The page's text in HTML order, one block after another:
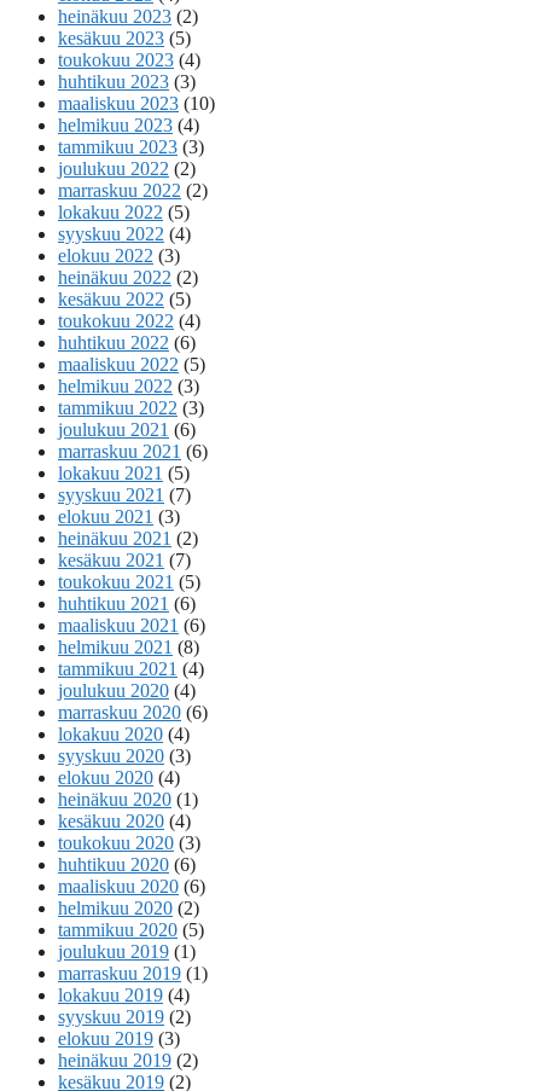
heinäkuu 2023 (2)
kesäkuu 2023 (5)
toukokuu 2023 (4)
huhtikuu 2023 (3)
maaliskuu 2023 (10)
helmikuu 2023 (4)
tammikuu 2023 (3)
joulukuu 2022 (2)
marraskuu 2022 (2)
lokakuu 2022 (5)
syyskuu 2022 (4)
elokuu 2022 (3)
heinäkuu 2022 (2)
kesäkuu 2022 (5)
toukokuu 2022 (4)
huhtikuu 2022 (6)
maaliskuu 2022 (5)
helmikuu 2022 (3)
tammikuu 2022 (3)
joulukuu 2021 (6)
marraskuu 2021 (6)
lokakuu 2021 (5)
syyskuu 2021 (7)
elokuu 2021 (3)
heinäkuu 2021 (2)
kesäkuu 2021 (7)
toukokuu 2021 (5)
huhtikuu 2021 (6)
maaliskuu 2021 (6)
helmikuu 2021 (8)
tammikuu 2021 (4)
joulukuu 2020 (4)
marraskuu 2020 (6)
lokakuu 2020 (4)
syyskuu 2020 (3)
elokuu 2020 (4)
heinäkuu 2020 (1)
kesäkuu 2020 (4)
toukokuu 2020 (3)
huhtikuu 2020 (6)
maaliskuu 2020 (6)
helmikuu 2020 (2)
tammikuu 2020 (5)
joulukuu 2019 (1)
marraskuu 2019 (1)
lokakuu 2019 (4)
syyskuu 2019 (2)
elokuu 2019 (3)
heinäkuu 2019 (2)
kesäkuu 2019 (2)